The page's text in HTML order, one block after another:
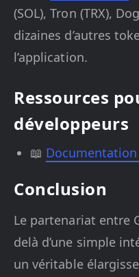
(SOL), Tron (TRX),
dizaines d’autres
l’application.
Ressources
développeurs
📖 Documentation
Conclusion
Le partenariat entre
delà d’une simple
un véritable